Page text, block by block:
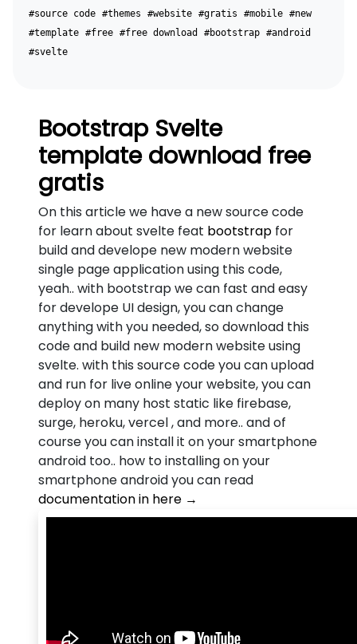
#source code #themes #website #gratis #mobile #new
#template #free #free download #bootstrap #android
#svelte
Bootstrap Svelte
template download free
gratis
On this article we have a new source code
for learn about svelte feat bootstrap for
build and develope new modern website
single page application using this code,
yeah.. with bootstrap we can fast and easy
for develope UI design, you can change
anything with you needed, so download this
code and build new modern website using
svelte. with this source code you can upload
and run for live online your website, you can
deploy on many host static like firebase,
surge, heroku, vercel , and more.. and of
course you can install it on your smartphone
android too.. how to installing on your
smartphone android you can read
documentation in here →